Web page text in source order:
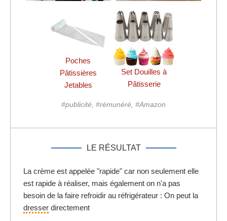
Poches
Pâtissières
Jetables
Set Douilles à
Pâtisserie
#publicité, #rémunéré, #Amazon
LE RÉSULTAT
La crème est appelée "rapide" car non seulement elle
est rapide à réaliser, mais également on n'a pas
besoin de la faire refroidir au réfrigérateur : On peut la
dresser directement